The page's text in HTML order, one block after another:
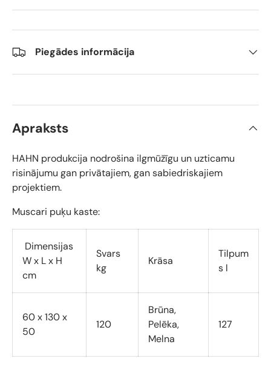
Piegādes informācija
Apraksts
HAHN produkcija nodrošina ilgmūžīgu un uzticamu
risinājumu gan privātajiem, gan sabiedriskajiem
projektiem.
Muscari puķu kaste:
Dimensijas
W x L x H
cm
Svars
kg
Krāsa
Tilpum
s l
60 x 130 x
50
120
Brūna,
Pelēka,
Melna
127